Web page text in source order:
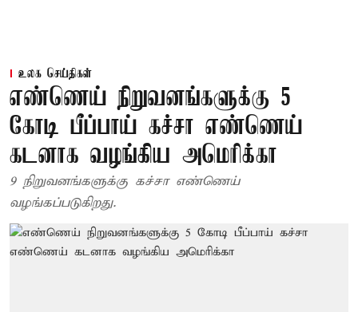
உலக செய்திகள்
எண்ணெய் நிறுவனங்களுக்கு 5
கோடி பீப்பாய் கச்சா எண்ணெய்
கடனாக வழங்கிய அமெரிக்கா
9 நிறுவனங்களுக்கு கச்சா எண்ணெய்
வழங்கப்படுகிறது.